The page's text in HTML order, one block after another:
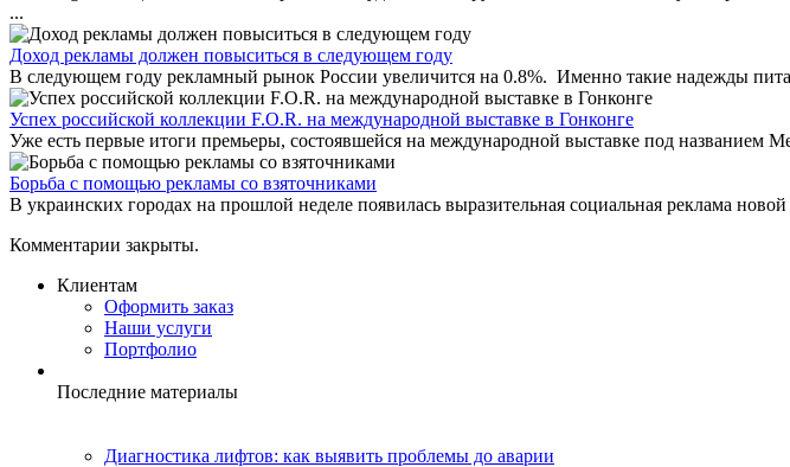
...
Доход рекламы должен повыситься в следующем году
В следующем году рекламный рынок России увеличится на 0.8%. Именно такие надежды
Успех российской коллекции F.O.R. на международной выставке в Гонконге
Уже есть первые итоги премьеры, состоявшейся на международной выставке под названием
Борьба с помощью рекламы со взяточниками
В украинских городах на прошлой неделе появилась выразительная социальная реклама
Комментарии закрыты.
Клиентам
Оформить заказ
Наши услуги
Портфолио
Последние материалы
Диагностика лифтов: как выявить проблемы до аварии